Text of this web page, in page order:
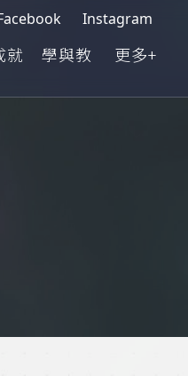
Instagram
就 學與教 更多+